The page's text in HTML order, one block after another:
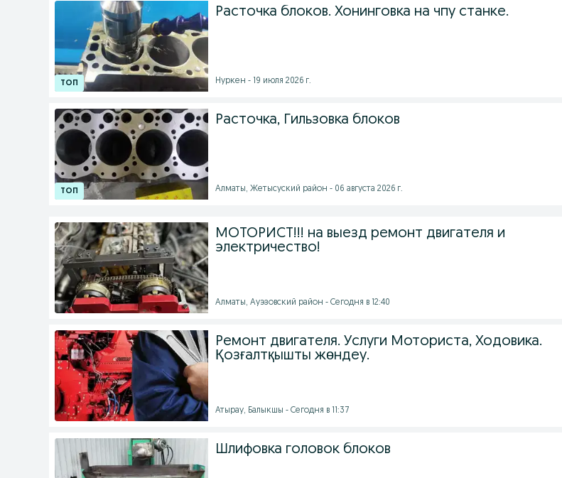
Расточка блоков. Хонинговка на чпу станке.
Нуркен - 19 июля 2026 г.
Расточка, Гильзовка блоков
Алматы, Жетысуский район - 06 августа 2026 г.
МОТОРИСТ!!! на выезд ремонт двигателя и
электричество!
Алматы, Ауэзовский район - Сегодня в 12:40
Ремонт двигателя. Услуги Моториста, Ходовика.
Қозғалтқышты жөндеу.
Атырау, Балыкшы - Сегодня в 11:37
Шлифовка головок блоков